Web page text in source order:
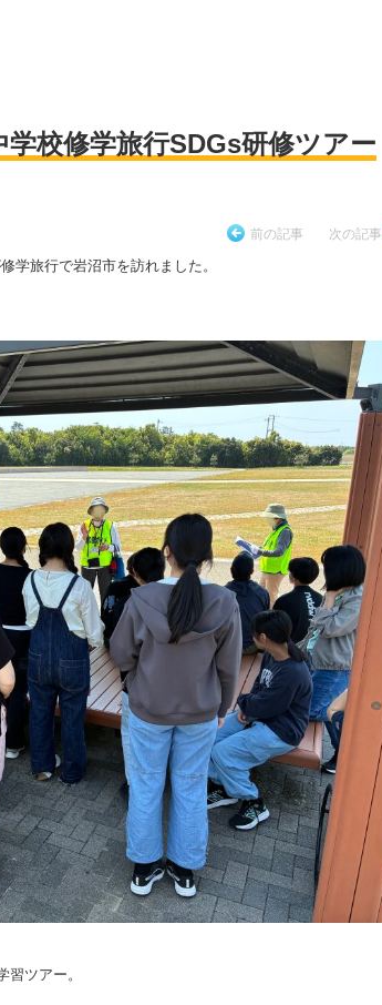
学校修学旅行SDGs研修ツアー
前の記事 次の記事
学旅行で岩沼市を訪れました。
ツアー。